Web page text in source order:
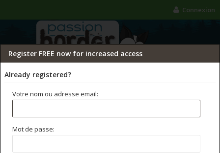
Connexion
Rechercher dans les forums Messages récents
Register FREE now for increased access
Already registered?
Votre nom ou adresse email:
Mot de passe: